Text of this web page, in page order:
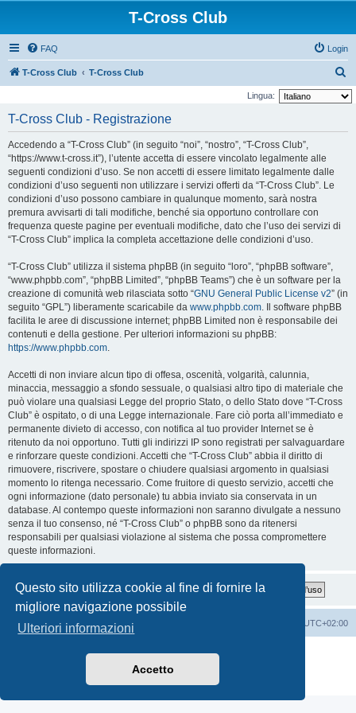
Questo sito utilizza cookie al fine di fornire la
migliore navigazione possibile
Ulteriori informazioni
Accetto
T-Cross Club
FAQ Login
T-Cross Club T-Cross Club
e
Lingua:
T-Cross Club - Registrazione
Accedendo a “T-Cross Club” (in seguito “noi”, “nostro”, “T-Cross Club”,
“https://www.t-cross.it”), l’utente accetta di essere vincolato legalmente alle
seguenti condizioni d’uso. Se non accetti di essere limitato legalmente dalle
condizioni d’uso seguenti non utilizzare i servizi offerti da “T-Cross Club”. Le
condizioni d’uso possono cambiare in qualunque momento, sarà nostra
premura avvisarti di tali modifiche, benché sia opportuno controllare con
frequenza queste pagine per eventuali modifiche, dato che l’uso dei servizi di
“T-Cross Club” implica la completa accettazione delle condizioni d’uso.
“T-Cross Club” utilizza il sistema phpBB (in seguito “loro”, “phpBB software”,
“www.phpbb.com”, “phpBB Limited”, “phpBB Teams”) che è un software per la
creazione di comunità web rilasciata sotto “GNU General Public License v2” (in
seguito “GPL”) liberamente scaricabile da www.phpbb.com. Il software phpBB
facilita le aree di discussione internet; phpBB Limited non è responsabile dei
contenuti e della gestione. Per ulteriori informazioni su phpBB:
https://www.phpbb.com.
Accetti di non inviare alcun tipo di offesa, oscenità, volgarità, calunnia,
minaccia, messaggio a sfondo sessuale, o qualsiasi altro tipo di materiale che
può violare una qualsiasi Legge del proprio Stato, o dello Stato dove “T-Cross
Club” è ospitato, o di una Legge internazionale. Fare ciò porta all’immediato e
permanente divieto di accesso, con notifica al tuo provider Internet se è
ritenuto da noi opportuno. Tutti gli indirizzi IP sono registrati per salvaguardare
e rinforzare queste condizioni. Accetti che “T-Cross Club” abbia il diritto di
rimuovere, riscrivere, spostare o chiudere qualsiasi argomento in qualsiasi
momento lo ritenga necessario. Come fruitore di questo servizio, accetti che
ogni informazione (dato personale) tu abbia inviato sia conservata in un
database. Al contempo queste informazioni non saranno divulgate a nessuno
senza il tuo consenso, né “T-Cross Club” o phpBB sono da ritenersi
responsabili per qualsiasi violazione al sistema che possa compromettere
queste informazioni.
T-Cross Club T-Cross Club UTC+02:00
Traduzione Italiana